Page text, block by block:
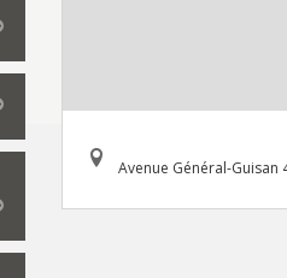
Avenue Général-Guisan